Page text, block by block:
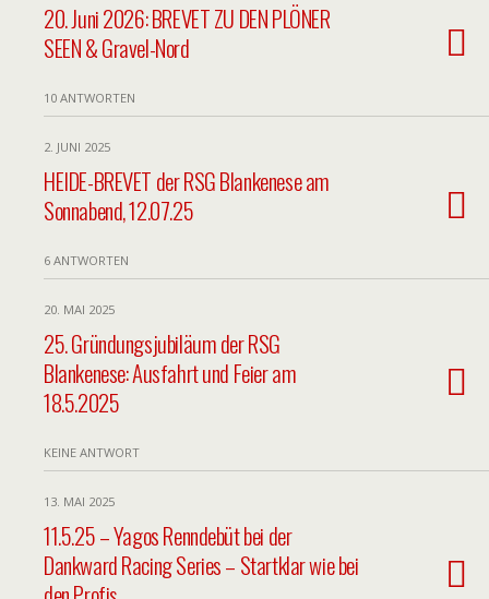
20. Juni 2026: BREVET ZU DEN PLÖNER
SEEN & Gravel-Nord
10 ANTWORTEN
2. JUNI 2025
HEIDE-BREVET der RSG Blankenese am
Sonnabend, 12.07.25
6 ANTWORTEN
20. MAI 2025
25. Gründungsjubiläum der RSG
Blankenese: Ausfahrt und Feier am
18.5.2025
KEINE ANTWORT
13. MAI 2025
11.5.25 – Yagos Renndebüt bei der
Dankward Racing Series – Startklar wie bei